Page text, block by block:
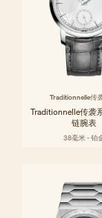
Traditionnelle传
Traditionnelle传袭
链腕表
38毫米 - 铂